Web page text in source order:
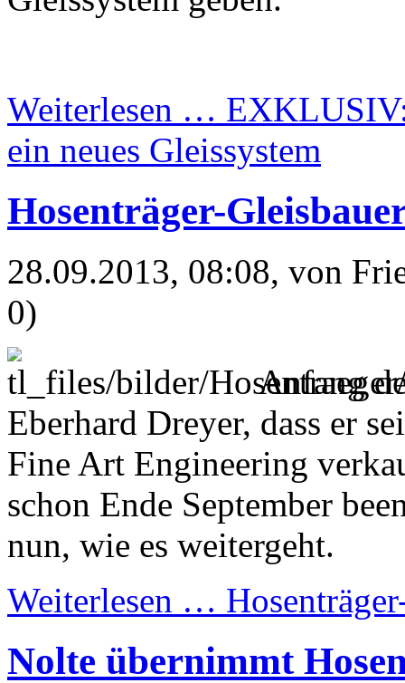
Weiterlesen …
ein neues Gleissystem
Hosenträger-
28.09.2013, 08:08, von
0)
Anfang
Eberhard Dreyer, dass er
Fine Art Engineering
schon Ende September
nun, wie es weitergeht.
Weiterlesen …
Nolte übernimmt